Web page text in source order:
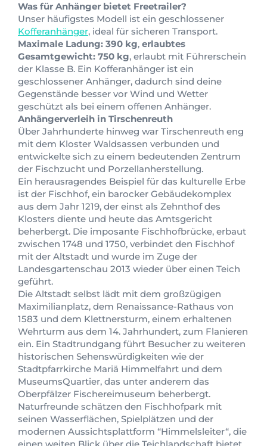
Was für Anhänger bietet Freetrailer?
Unser häufigstes Modell ist ein geschlossener
Kofferanhänger, ideal für sicheren Transport.
Maximale Ladung: 390 kg, erlaubtes
Gesamtgewicht: 750 kg, erlaubt mit Führerschein
der Klasse B. Ein Kofferanhänger ist ein
geschlossener Anhänger, dadurch sind deine
Gegenstände besser vor Wind und Wetter
geschützt als bei einem offenen Anhänger.
Anhängerverleih in Tirschenreuth
Über Jahrhunderte hinweg war Tirschenreuth eng
mit dem Kloster Waldsassen verbunden und
entwickelte sich zu einem bedeutenden Zentrum
der Fischzucht und Porzellanherstellung.
Ein herausragendes Beispiel für das kulturelle Erbe
ist der Fischhof, ein barocker Gebäudekomplex
aus dem Jahr 1219, der einst als Zehnthof des
Klosters diente und heute das Amtsgericht
beherbergt. Die imposante Fischhofbrücke, erbaut
zwischen 1748 und 1750, verbindet den Fischhof
mit der Altstadt und wurde im Zuge der
Landesgartenschau 2013 wieder über einen Teich
geführt.
Die Altstadt selbst lädt mit dem großzügigen
Maximilianplatz, dem Renaissance-Rathaus von
1583 und dem Klettnersturm, einem erhaltenen
Wehrturm aus dem 14. Jahrhundert, zum Flanieren
ein. Ein Stadtrundgang führt Besucher zu weiteren
historischen Sehenswürdigkeiten wie der
Stadtpfarrkirche Mariä Himmelfahrt und dem
MuseumsQuartier, das unter anderem das
Oberpfälzer Fischereimuseum beherbergt.
Naturfreunde schätzen den Fischhofpark mit
seinen Wasserflächen, Spielplätzen und der
modernen Aussichtsplattform “Himmelsleiter“, die